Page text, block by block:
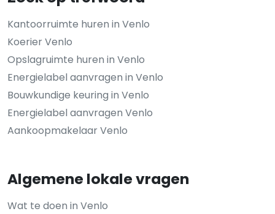
Kantoorruimte huren in Venlo
Koerier Venlo
Opslagruimte huren in Venlo
Energielabel aanvragen in Venlo
Bouwkundige keuring in Venlo
Energielabel aanvragen Venlo
Aankoopmakelaar Venlo
Algemene lokale vragen
Wat te doen in Venlo